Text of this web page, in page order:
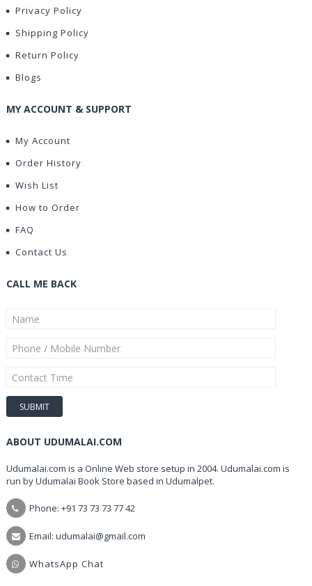
Privacy Policy
Shipping Policy
Return Policy
Blogs
MY ACCOUNT & SUPPORT
My Account
Order History
Wish List
How to Order
FAQ
Contact Us
CALL ME BACK
ABOUT UDUMALAI.COM
Udumalai.com is a Online Web store setup in 2004. Udumalai.com is
run by Udumalai Book Store based in Udumalpet.
Phone: +91 73 73 73 77 42
Email: udumalai@gmail.com
WhatsApp Chat